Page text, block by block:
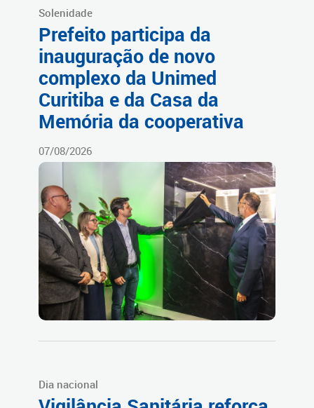
Solenidade
Prefeito participa da
inauguração de novo
complexo da Unimed
Curitiba e da Casa da
Memória da cooperativa
07/08/2026
Dia nacional